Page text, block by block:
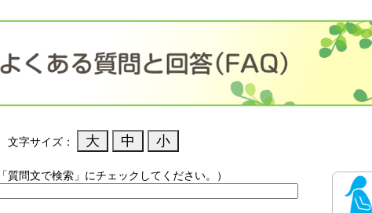
文字サイズ：
問文で検索」にチェックしてください。）